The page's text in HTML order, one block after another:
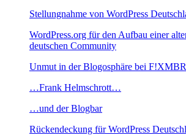
Stellungnahme von WordPress
WordPress.org für den Aufbau einer
deutschen Community
Unmut in der Blogosphäre bei
…Frank Helmschrott…
…und der Blogbar
Rückendeckung für WordPress